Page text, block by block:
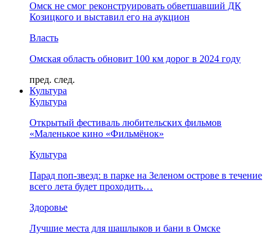
Омск не смог реконструировать обветшавший ДК
Козицкого и выставил его на аукцион
Власть
Омская область обновит 100 км дорог в 2024 году
пред. след.
Культура
Культура
Открытый фестиваль любительских фильмов
«Маленькое кино «Фильмёнок»
Культура
Парад поп-звезд: в парке на Зеленом острове в течение
всего лета будет проходить…
Здоровье
Лучшие места для шашлыков и бани в Омске